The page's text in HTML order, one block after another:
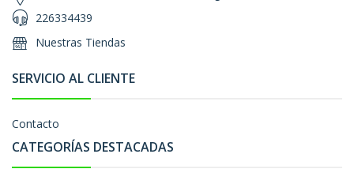
226334439
Nuestras Tiendas
SERVICIO AL CLIENTE
Contacto
CATEGORÍAS DESTACADAS